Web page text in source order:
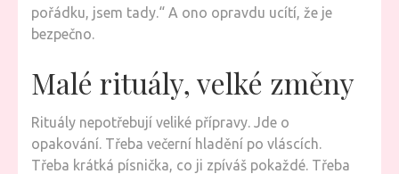
pořádku, jsem tady.“ A ono opravdu ucítí, že je
bezpečno.
Malé rituály, velké změny
Rituály nepotřebují veliké přípravy. Jde o
opakování. Třeba večerní hladění po vláscích.
Třeba krátká písnička, co ji zpíváš pokaždé. Třeba